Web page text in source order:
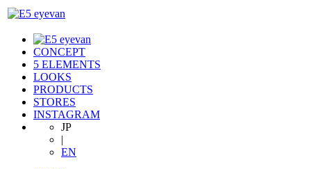
CONCEPT
5 ELEMENTS
LOOKS
PRODUCTS
STORES
INSTAGRAM
JP
|
EN